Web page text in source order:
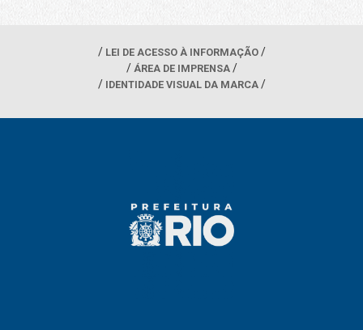
LEI DE ACESSO À INFORMAÇÃO
ÁREA DE IMPRENSA
IDENTIDADE VISUAL DA MARCA